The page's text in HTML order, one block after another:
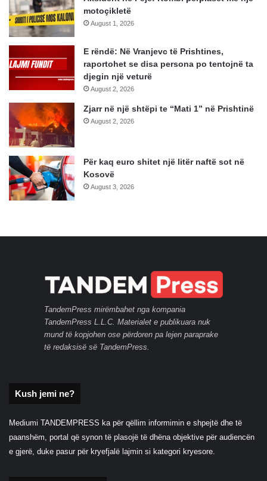
motoçikletë
August 1, 2026
E rëndë: Në Vranjevc të Prishtines,
raportohet se disa persona po tentojnë ta
djegin një veturë
August 2, 2026
Zjarr në një shtëpi te “Mati 1” në Prishtinë
August 2, 2026
Për kaq euro shitet një litër naftë sot në
Kosovë
August 3, 2026
TandemPress mirëmbahet nga kompania
TandemPress L.L.C. Materialet e publikuara nuk
mund të kopjohen ose përdoren pa lejen paraprake
të redaksisë së TandemPress.
Kush jemi ne?
Mediumi TANDEMPRESS ka për qëllim informimin e shpejtë dhe të
paanshëm, portal që synon të plasojë të dhëna objektive për audiencën
e gjerë, duke pasur për kryefjalë lajmin si kategori kryesore.